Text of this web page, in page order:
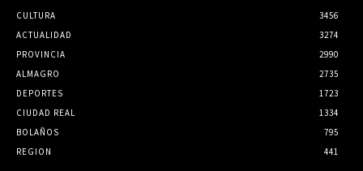
CULTURA
3456
ACTUALIDAD
3274
PROVINCIA
2990
ALMAGRO
2735
DEPORTES
1723
CIUDAD REAL
1334
BOLAÑOS
795
REGION
441